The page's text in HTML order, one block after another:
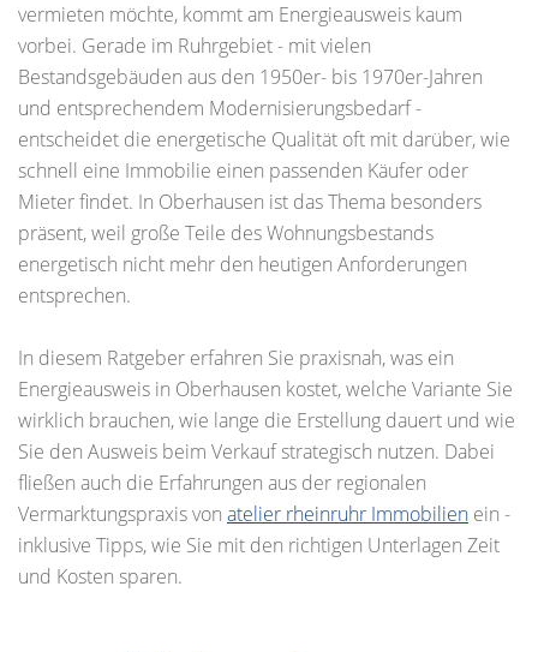
vermieten möchte, kommt am Energieausweis kaum
vorbei. Gerade im Ruhrgebiet - mit vielen
Bestandsgebäuden aus den 1950er- bis 1970er-Jahren
und entsprechendem Modernisierungsbedarf -
entscheidet die energetische Qualität oft mit darüber, wie
schnell eine Immobilie einen passenden Käufer oder
Mieter findet. In Oberhausen ist das Thema besonders
präsent, weil große Teile des Wohnungsbestands
energetisch nicht mehr den heutigen Anforderungen
entsprechen.
In diesem Ratgeber erfahren Sie praxisnah, was ein
Energieausweis in Oberhausen kostet, welche Variante Sie
wirklich brauchen, wie lange die Erstellung dauert und wie
Sie den Ausweis beim Verkauf strategisch nutzen. Dabei
fließen auch die Erfahrungen aus der regionalen
Vermarktungspraxis von atelier rheinruhr Immobilien ein -
inklusive Tipps, wie Sie mit den richtigen Unterlagen Zeit
und Kosten sparen.